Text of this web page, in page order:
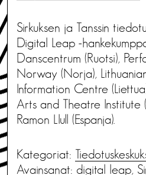
Sirkuksen ja Tanssin
Digital Leap -
Danscentrum (Ruotsi),
Norway (Norja),
Information Centre
Arts and Theatre Institute
Ramon Llull (Espanja).
Kategoriat:
Avainsanat: digital leap,